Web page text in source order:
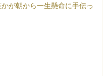
が朝から一生懸命に手伝っ